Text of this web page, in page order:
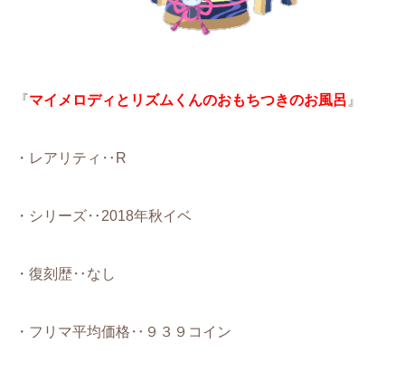
『マイメロディとリズムくんのおもちつきのお風呂 』
・レアリティ‥R
・シリーズ‥2018年秋イベ
・復刻歴‥なし
・フリマ平均価格‥９３９コイン